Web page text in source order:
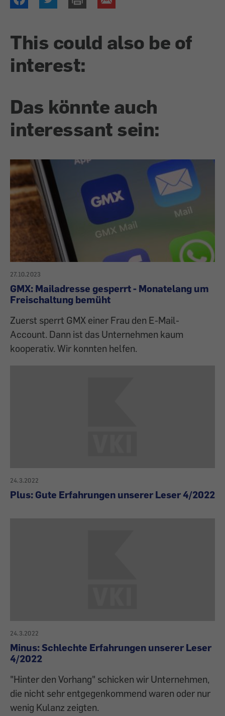
This could also be of
interest:
Das könnte auch
interessant sein:
27.10.2023
GMX: Mailadresse gesperrt - Monatelang um
Freischaltung bemüht
Zuerst sperrt GMX einer Frau den E-Mail-
Account. Dann ist das Unternehmen kaum
kooperativ. Wir konnten helfen.
24.3.2022
Plus: Gute Erfahrungen unserer Leser 4/2022
24.3.2022
Minus: Schlechte Erfahrungen unserer Leser
4/2022
"Hinter den Vorhang" schicken wir Unternehmen,
die nicht sehr entgegenkommend waren oder nur
wenig Kulanz zeigten.